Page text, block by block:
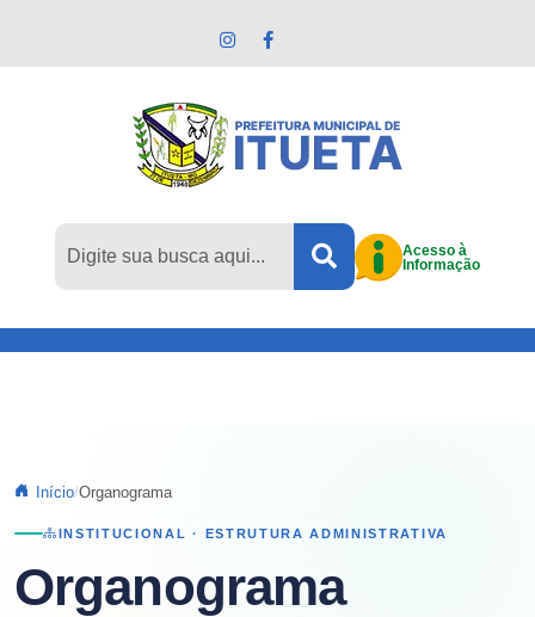
Acesso à
Informação
Início Organograma
INSTITUCIONAL · ESTRUTURA ADMINISTRATIVA
Organograma